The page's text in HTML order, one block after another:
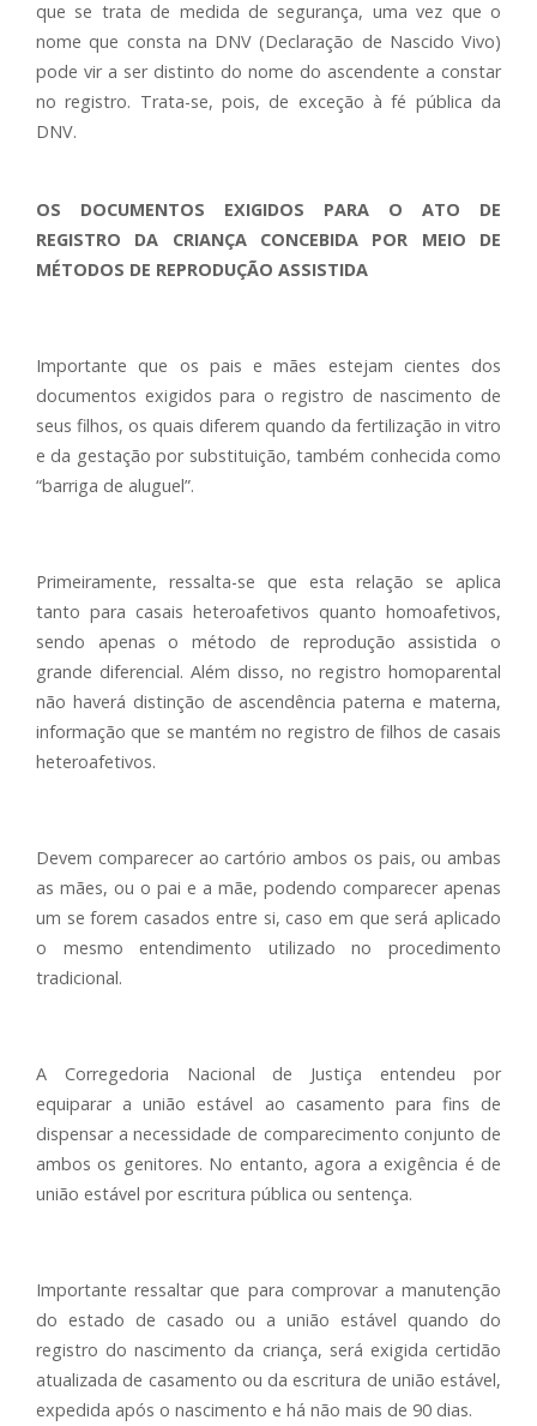
que se trata de medida de segurança, uma vez que o
nome que consta na DNV (Declaração de Nascido Vivo)
pode vir a ser distinto do nome do ascendente a constar
no registro. Trata-se, pois, de exceção à fé pública da
DNV.
OS DOCUMENTOS EXIGIDOS PARA O ATO DE
REGISTRO DA CRIANÇA CONCEBIDA POR MEIO DE
MÉTODOS DE REPRODUÇÃO ASSISTIDA
Importante que os pais e mães estejam cientes dos
documentos exigidos para o registro de nascimento de
seus filhos, os quais diferem quando da fertilização in vitro
e da gestação por substituição, também conhecida como
“barriga de aluguel”.
Primeiramente, ressalta-se que esta relação se aplica
tanto para casais heteroafetivos quanto homoafetivos,
sendo apenas o método de reprodução assistida o
grande diferencial. Além disso, no registro homoparental
não haverá distinção de ascendência paterna e materna,
informação que se mantém no registro de filhos de casais
heteroafetivos.
Devem comparecer ao cartório ambos os pais, ou ambas
as mães, ou o pai e a mãe, podendo comparecer apenas
um se forem casados entre si, caso em que será aplicado
o mesmo entendimento utilizado no procedimento
tradicional.
A Corregedoria Nacional de Justiça entendeu por
equiparar a união estável ao casamento para fins de
dispensar a necessidade de comparecimento conjunto de
ambos os genitores. No entanto, agora a exigência é de
união estável por escritura pública ou sentença.
Importante ressaltar que para comprovar a manutenção
do estado de casado ou a união estável quando do
registro do nascimento da criança, será exigida certidão
atualizada de casamento ou da escritura de união estável,
expedida após o nascimento e há não mais de 90 dias.